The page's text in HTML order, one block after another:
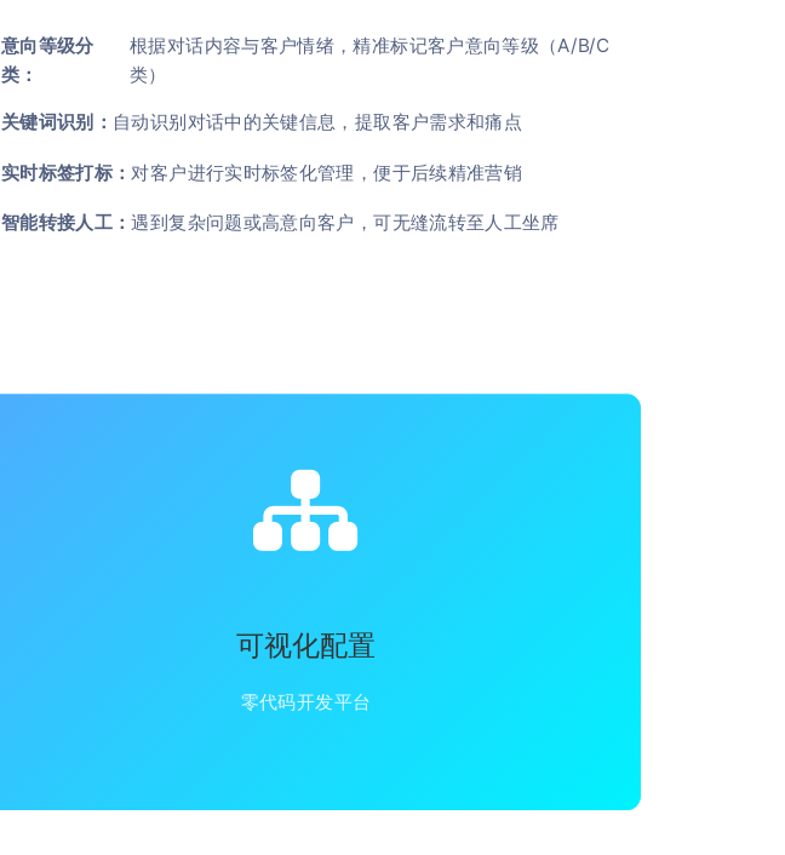
意向等级分
类：
根据对话内容与客户情绪，精准标记客户意向等级（A/B/C
类）
关键词识别： 自动识别对话中的关键信息，提取客户需求和痛点
实时标签打标： 对客户进行实时标签化管理，便于后续精准营销
智能转接人工：遇到复杂问题或高意向客户，可无缝流转至人工坐席
可视化配置
零代码开发平台